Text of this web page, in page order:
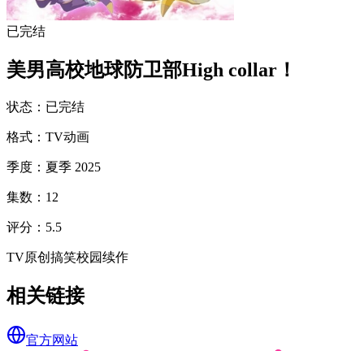
已完结
美男高校地球防卫部High collar！
状态 ： 已完结
格式 ： TV动画
季度 ： 夏季 2025
集数 ： 12
评分 ： 5.5
TV原创 搞笑校园续作
相关链接
官方网站